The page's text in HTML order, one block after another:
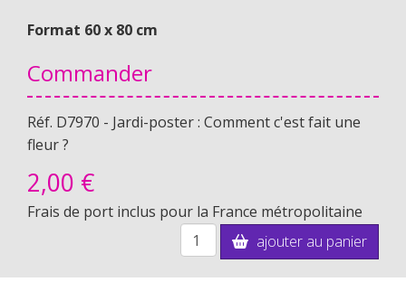
Format 60 x 80 cm
Commander
Réf. D7970 - Jardi-poster : Comment c'est fait une
fleur ?
2,00 €
Frais de port inclus pour la France métropolitaine
ajouter au panier